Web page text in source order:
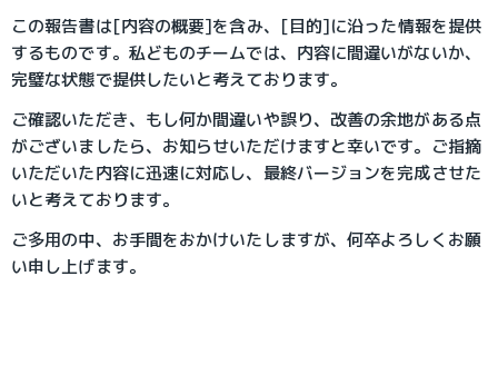
この報告書は[内容の概要]を含み、[目的]に沿った情報を提供
するものです。私どものチームでは、内容に間違いがないか、
完璧な状態で提供したいと考えております。
ご確認いただき、もし何か間違いや誤り、改善の余地がある点
がございましたら、お知らせいただけますと幸いです。ご指摘
いただいた内容に迅速に対応し、最終バージョンを完成させた
いと考えております。
ご多用の中、お手間をおかけいたしますが、何卒よろしくお願
い申し上げます。